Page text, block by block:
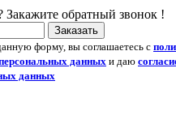
Закажите обратный звонок !
Заказать
форму, вы соглашаетесь с
данных и даю
данных